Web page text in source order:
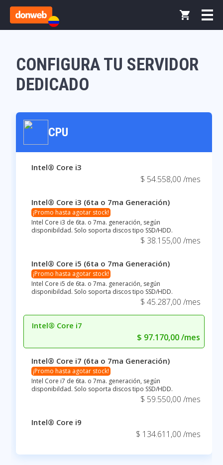
CONFIGURA TU SERVIDOR
DEDICADO
CPU
Intel® Core i3
$ 54.558,00 /mes
Intel® Core i3 (6ta o 7ma Generación)
¡Promo hasta agotar stock!
Intel Core i3 de 6ta. o 7ma. generación, según
disponibildad. Solo soporta discos tipo SSD/HDD.
$ 38.155,00 /mes
Intel® Core i5 (6ta o 7ma Generación)
¡Promo hasta agotar stock!
Intel Core i5 de 6ta. o 7ma. generación, según
disponibildad. Solo soporta discos tipo SSD/HDD.
$ 45.287,00 /mes
Intel® Core i7
$ 97.170,00 /mes
Intel® Core i7 (6ta o 7ma Generación)
¡Promo hasta agotar stock!
Intel Core i7 de 6ta. o 7ma. generación, según
disponibildad. Solo soporta discos tipo SSD/HDD.
$ 59.550,00 /mes
Intel® Core i9
$ 134.611,00 /mes